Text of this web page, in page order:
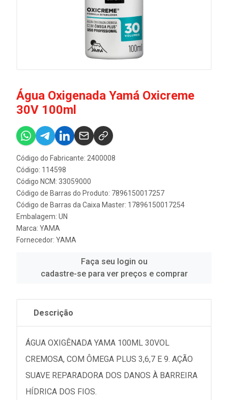
Água Oxigenada Yamá Oxicreme
30V 100ml
Código do Fabricante: 2400008
Código: 114598
Código NCM: 33059000
Código de Barras do Produto: 7896150017257
Código de Barras da Caixa Master: 17896150017254
Embalagem: UN
Marca: YAMA
Fornecedor: YAMA
Faça seu login ou
cadastre-se para ver preços e comprar
Descrição
ÁGUA OXIGÊNADA YAMA 100ML 30VOL
CREMOSA, COM ÔMEGA PLUS 3,6,7 E 9. AÇÃO
SUAVE REPARADORA DOS DANOS À BARREIRA
HÍDRICA DOS FIOS.